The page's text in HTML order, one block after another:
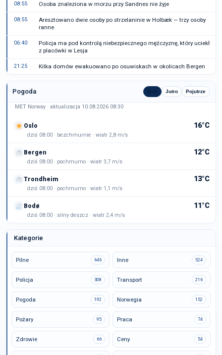
08:55 Osoba znaleziona w morzu przy Sandnes nie żyje
08:55
Aresztowano dwie osoby po strzelaninie w Holbæk — trzy osoby
ranne
06:40
Policja ma pod kontrolą niebezpiecznego mężczyznę, który uciekł
z placówki w Lesja
21:25 Kilka domów ewakuowano po osuwiskach w okolicach Bergen
Pogoda Dziś Jutro Pojutrze
MET Norway · aktualizacja 10.08.2026 08:30
Oslo 16°C
dziś 08:00 · bezchmurnie · wiatr 2,8 m/s
Bergen 12°C
dziś 08:00 · pochmurno · wiatr 3,7 m/s
Trondheim 13°C
dziś 08:00 · pochmurno · wiatr 1,1 m/s
Bodø 11°C
dziś 08:00 · silny deszcz · wiatr 2,4 m/s
Kategorie
Pilne 646 Inne 524
Policja 308 Transport 216
Pogoda 192 Norwegia 152
Pożary 95 Praca 74
Zdrowie 66 Ceny 54